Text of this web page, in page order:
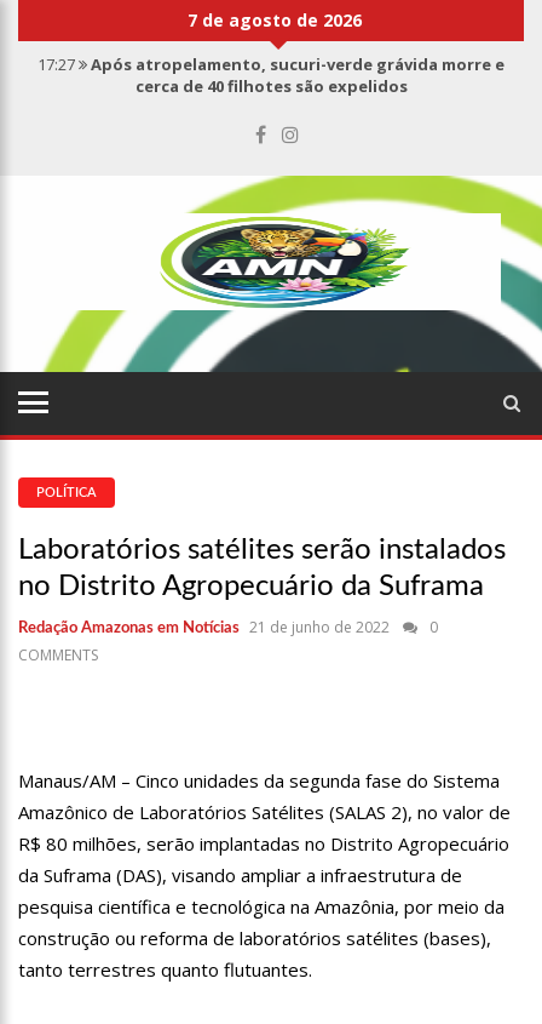
7 de agosto de 2026
17:27
Após atropelamento, sucuri-verde grávida morre e
cerca de 40 filhotes são expelidos
suspeita de botulismo
Saiba quem é Mazinho da Ecobarreira, candidato a vereador
de Manaus (vídeo)
Consumidores denunciam falta de preços em produtos e até
mau cheiro em freezer de supermercado na Cidade Nova
Justiça proíbe ex-prefeito de chegar perto de prefeita de
Nhamundá, no AM
15:01
Carro envolvido em acidente fatal pertencia a Wanderley
13:43
07:21 Grave explosão em clube de tiro deixa quatro vítimas fatais
18:42 Preço médio da gasolina registra queda e vai a R$ 5,04 no
17:36 Prefeitura de Manaus recupera praça da Saudade e
fortalece patrimônio histórico amazonense
jurídica de Lula contra Bolsonaro
10:07 SSP-AM vistoria construção do Canil do Corpo de Bombeiros
09:06 David Almeida desce de carro na Boulevard e reafirma apoio
para Hissa Abrahão: ‘meu deputado federal’
A Vitória Do Empreendedorismo
09:04 BOMBA! Pastor é coagido por sistema político da Ieadam para
adesivar seu veículo com candidatos da instituição – Veja vídeo!
15:00 Com a família, Israel Carvalho participa de ato pró-Brasil
neste 07 de setembro
POLÍTICA
Laboratórios satélites serão instalados
no Distrito Agropecuário da Suframa
Redação Amazonas em Notícias 21 de junho de 2022
0
COMMENTS
Manaus/AM – Cinco unidades da segunda fase do Sistema
Amazônico de Laboratórios Satélites (SALAS 2), no valor de
R$ 80 milhões, serão implantadas no Distrito Agropecuário
da Suframa (DAS), visando ampliar a infraestrutura de
pesquisa científica e tecnológica na Amazônia, por meio da
construção ou reforma de laboratórios satélites (bases),
tanto terrestres quanto flutuantes.